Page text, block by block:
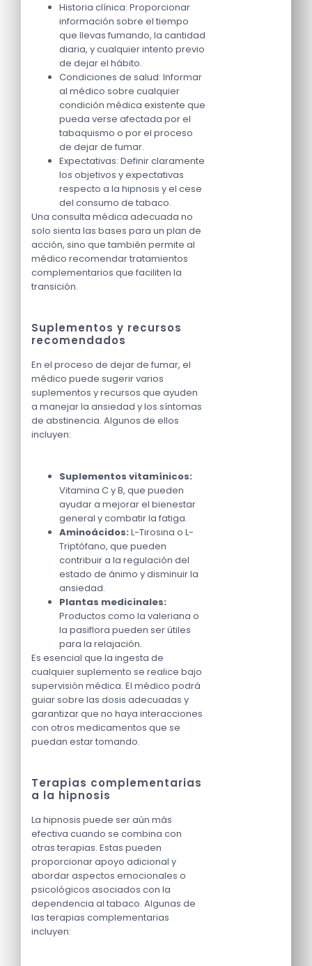
Historia clínica: Proporcionar
información sobre el tiempo
que llevas fumando, la cantidad
diaria, y cualquier intento previo
de dejar el hábito.
Condiciones de salud: Informar
al médico sobre cualquier
condición médica existente que
pueda verse afectada por el
tabaquismo o por el proceso
de dejar de fumar.
Expectativas: Definir claramente
los objetivos y expectativas
respecto a la hipnosis y el cese
del consumo de tabaco.
Una consulta médica adecuada no
solo sienta las bases para un plan de
acción, sino que también permite al
médico recomendar tratamientos
complementarios que faciliten la
transición.
Suplementos y recursos
recomendados
En el proceso de dejar de fumar, el
médico puede sugerir varios
suplementos y recursos que ayuden
a manejar la ansiedad y los síntomas
de abstinencia. Algunos de ellos
incluyen:
Suplementos vitamínicos:
Vitamina C y B, que pueden
ayudar a mejorar el bienestar
general y combatir la fatiga.
Aminoácidos: L-Tirosina o L-
Triptófano, que pueden
contribuir a la regulación del
estado de ánimo y disminuir la
ansiedad.
Plantas medicinales:
Productos como la valeriana o
la pasiflora pueden ser útiles
para la relajación.
Es esencial que la ingesta de
cualquier suplemento se realice bajo
supervisión médica. El médico podrá
guiar sobre las dosis adecuadas y
garantizar que no haya interacciones
con otros medicamentos que se
puedan estar tomando.
Terapias complementarias
a la hipnosis
La hipnosis puede ser aún más
efectiva cuando se combina con
otras terapias. Estas pueden
proporcionar apoyo adicional y
abordar aspectos emocionales o
psicológicos asociados con la
dependencia al tabaco. Algunas de
las terapias complementarias
incluyen: